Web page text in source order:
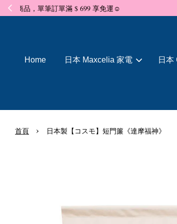
Home 日本 Maxcelia 家電 日本
首頁 › 日本製【コスモ】短門簾《達摩福神》